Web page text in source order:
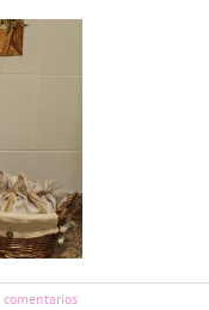
comentarios